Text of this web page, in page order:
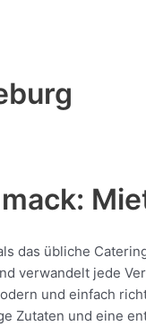
das übliche
verwandelt jede
und einfach
Zutaten und eine